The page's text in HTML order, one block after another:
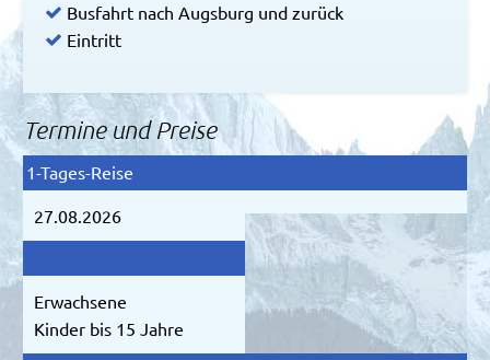
Busfahrt nach Augsburg und zurück
Eintritt
Termine und Preise
27.08.2026
Erwachsene
Kinder bis 15 Jahre